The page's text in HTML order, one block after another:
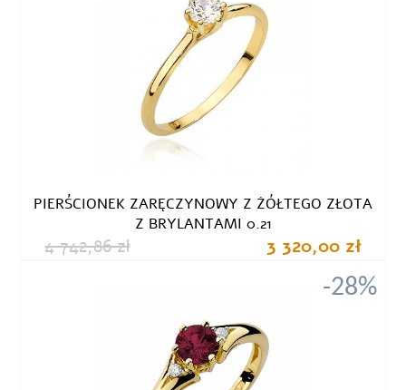
PIERŚCIONEK ZARĘCZYNOWY Z ŻÓŁTEGO ZŁOTA
Z BRYLANTAMI 0.21
4 742,86 zł 3 320,00 zł
-28%